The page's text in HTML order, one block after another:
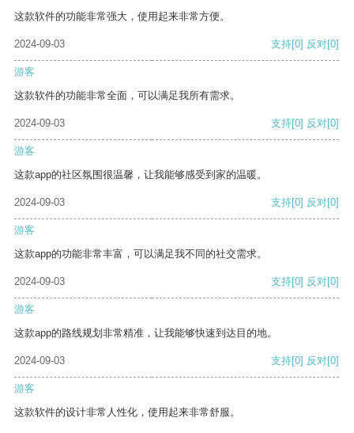
这款软件的功能非常强大，使用起来非常方便。
2024-09-03 支持[0] 反对[0]
游客
这款软件的功能非常全面，可以满足我所有需求。
2024-09-03 支持[0] 反对[0]
游客
这款app的社区氛围很温馨，让我能够感受到家的温暖。
2024-09-03 支持[0] 反对[0]
游客
这款app的功能非常丰富，可以满足我不同的社交需求。
2024-09-03 支持[0] 反对[0]
游客
这款app的路线规划非常精准，让我能够快速到达目的地。
2024-09-03 支持[0] 反对[0]
游客
这款软件的设计非常人性化，使用起来非常舒服。